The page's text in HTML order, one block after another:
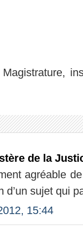
de la
agréable
d’un sujet qui
15:44